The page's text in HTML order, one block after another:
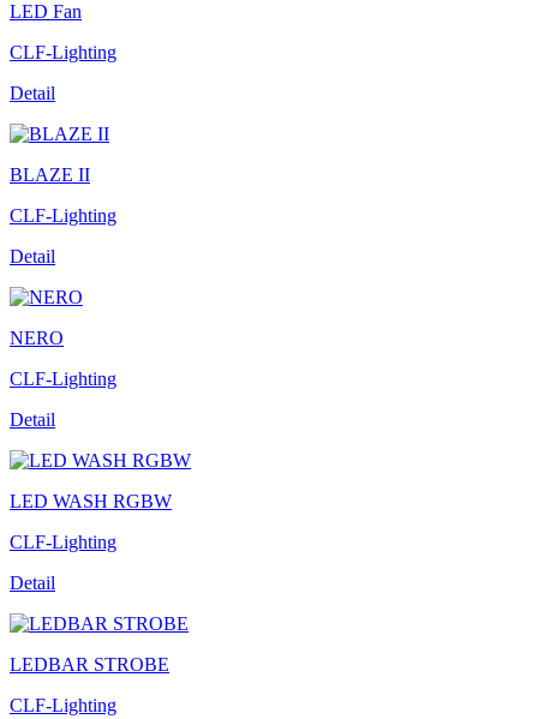
LED Fan
CLF-Lighting
Detail
BLAZE II
CLF-Lighting
Detail
NERO
CLF-Lighting
Detail
LED WASH RGBW
CLF-Lighting
Detail
LEDBAR STROBE
CLF-Lighting